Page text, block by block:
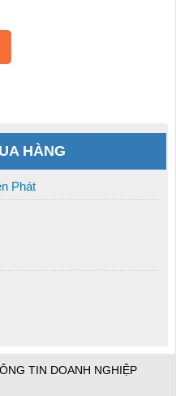
HÀNG
Phát
TIN DOANH NGHIỆP